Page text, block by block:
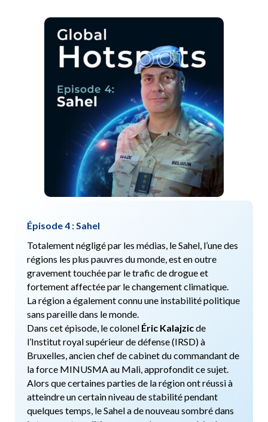
Épisode 4 : Sahel
Totalement négligé par les médias, le Sahel, l’une des
régions les plus pauvres du monde, est en outre
gravement touchée par le trafic de drogue et
fortement affectée par le changement climatique.
La région a également connu une instabilité politique
sans pareille dans le monde.
Dans cet épisode, le colonel Éric Kalajzicde
l’Institut royal supérieur de défense (IRSD) à
Bruxelles, ancien chef de cabinet du commandant de
la force MINUSMA au Mali, approfondit ce sujet.
Alors que certaines parties de la région ont réussi à
atteindre un certain niveau de stabilité pendant
quelques temps, le Sahel a de nouveau sombré dans